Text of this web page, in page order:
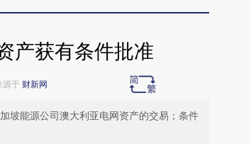
产获有条件批准
源于 财新网
坡能源公司澳大利亚电网资产的交易；条件